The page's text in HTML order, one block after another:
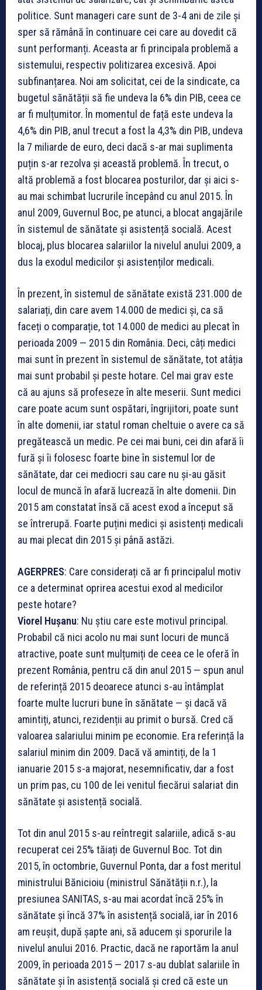
politice. Sunt manageri care sunt de 3-4 ani de zile și
sper să rămână în continuare cei care au dovedit că
sunt performanți. Aceasta ar fi principala problemă a
sistemului, respectiv politizarea excesivă. Apoi
subfinanțarea. Noi am solicitat, cei de la sindicate, ca
bugetul sănătății să fie undeva la 6% din PIB, ceea ce
ar fi mulțumitor. În momentul de față este undeva la
4,6% din PIB, anul trecut a fost la 4,3% din PIB, undeva
la 7 miliarde de euro, deci dacă s-ar mai suplimenta
puțin s-ar rezolva și această problemă. În trecut, o
altă problemă a fost blocarea posturilor, dar și aici s-
au mai schimbat lucrurile începând cu anul 2015. În
anul 2009, Guvernul Boc, pe atunci, a blocat angajările
în sistemul de sănătate și asistență socială. Acest
blocaj, plus blocarea salariilor la nivelul anului 2009, a
dus la exodul medicilor și asistenților medicali.
În prezent, în sistemul de sănătate există 231.000 de
salariați, din care avem 14.000 de medici și, ca să
faceți o comparație, tot 14.000 de medici au plecat în
perioada 2009 — 2015 din România. Deci, câți medici
mai sunt în prezent în sistemul de sănătate, tot atâția
mai sunt probabil și peste hotare. Cel mai grav este
că au ajuns să profeseze în alte meserii. Sunt medici
care poate acum sunt ospătari, îngrijitori, poate sunt
în alte domenii, iar statul roman cheltuie o avere ca să
pregătească un medic. Pe cei mai buni, cei din afară îi
fură și îi folosesc foarte bine în sistemul lor de
sănătate, dar cei mediocri sau care nu și-au găsit
locul de muncă în afară lucrează în alte domenii. Din
2015 am constatat însă că acest exod a început să
se întrerupă. Foarte puțini medici și asistenți medicali
au mai plecat din 2015 și până astăzi.
AGERPRES: Care considerați că ar fi principalul motiv
ce a determinat oprirea acestui exod al medicilor
peste hotare?
Viorel Hușanu: Nu știu care este motivul principal.
Probabil că nici acolo nu mai sunt locuri de muncă
atractive, poate sunt mulțumiți de ceea ce le oferă în
prezent România, pentru că din anul 2015 — spun anul
de referință 2015 deoarece atunci s-au întâmplat
foarte multe lucruri bune în sănătate — și dacă vă
amintiți, atunci, rezidenții au primit o bursă. Cred că
valoarea salariului minim pe economie. Era referință la
salariul minim din 2009. Dacă vă amintiți, de la 1
ianuarie 2015 s-a majorat, nesemnificativ, dar a fost
un prim pas, cu 100 de lei venitul fiecărui salariat din
sănătate și asistență socială.
Tot din anul 2015 s-au reîntregit salariile, adică s-au
recuperat cei 25% tăiați de Guvernul Boc. Tot din
2015, în octombrie, Guvernul Ponta, dar a fost meritul
ministrului Bănicioiu (ministrul Sănătății n.r.), la
presiunea SANITAS, s-au mai acordat încă 25% în
sănătate și încă 37% în asistență socială, iar în 2016
am reușit, după șapte ani, să aducem și sporurile la
nivelul anului 2016. Practic, dacă ne raportăm la anul
2009, în perioada 2015 — 2017 s-au dublat salariile în
sănătate și în asistență socială și cred că este un